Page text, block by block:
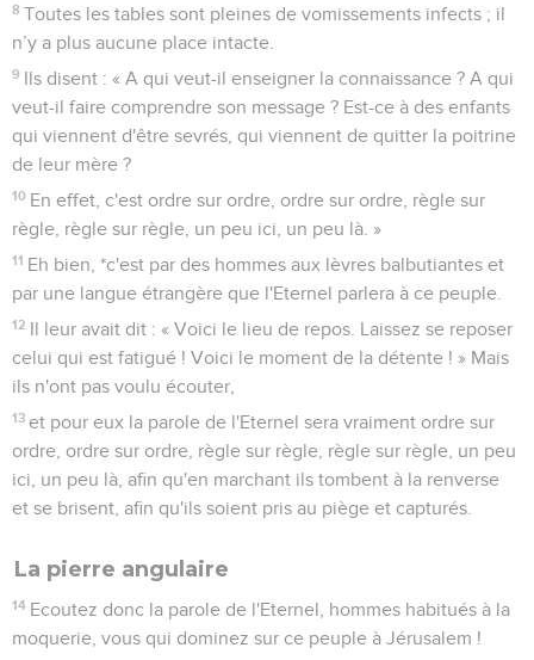
8 Toutes les tables sont pleines de vomissements infects ; il
n’y a plus aucune place intacte.
9 Ils disent : « A qui veut-il enseigner la connaissance ? A qui
veut-il faire comprendre son message ? Est-ce à des enfants
qui viennent d'être sevrés, qui viennent de quitter la poitrine
de leur mère ?
10 En effet, c'est ordre sur ordre, ordre sur ordre, règle sur
règle, règle sur règle, un peu ici, un peu là. »
11 Eh bien, *c'est par des hommes aux lèvres balbutiantes et
par une langue étrangère que l'Eternel parlera à ce peuple.
12 Il leur avait dit : « Voici le lieu de repos. Laissez se reposer
celui qui est fatigué ! Voici le moment de la détente ! » Mais
ils n'ont pas voulu écouter,
13 et pour eux la parole de l'Eternel sera vraiment ordre sur
ordre, ordre sur ordre, règle sur règle, règle sur règle, un peu
ici, un peu là, afin qu'en marchant ils tombent à la renverse
et se brisent, afin qu'ils soient pris au piège et capturés.
La pierre angulaire
14 Ecoutez donc la parole de l'Eternel, hommes habitués à la
moquerie, vous qui dominez sur ce peuple à Jérusalem !